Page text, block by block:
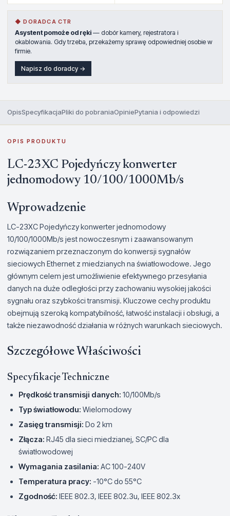
◆ DORADCA CTR
Asystent pomoże od ręki — dobór kamery, rejestratora i
okablowania. Gdy trzeba, przekażemy sprawę odpowiedniej osobie w
firmie.
Napisz do doradcy →
OpisSpecyfikacjaPliki do pobraniaOpiniePytania i odpowiedzi
OPIS PRODUKTU
LC-23XC Pojedyńczy konwerter
jednomodowy 10/100/1000Mb/s
Wprowadzenie
LC-23XC Pojedyńczy konwerter jednomodowy
10/100/1000Mb/s jest nowoczesnym i zaawansowanym
rozwiązaniem przeznaczonym do konwersji sygnałów
sieciowych Ethernet z miedzianych na światłowodowe. Jego
głównym celem jest umożliwienie efektywnego przesyłania
danych na duże odległości przy zachowaniu wysokiej jakości
sygnału oraz szybkości transmisji. Kluczowe cechy produktu
obejmują szeroką kompatybilność, łatwość instalacji i obsługi, a
także niezawodność działania w różnych warunkach sieciowych.
Szczegółowe Właściwości
Specyfikacje Techniczne
Prędkość transmisji danych: 10/100Mb/s
Typ światłowodu: Wielomodowy
Zasięg transmisji: Do 2 km
Złącza: RJ45 dla sieci miedzianej, SC/PC dla
światłowodowej
Wymagania zasilania: AC 100-240V
Temperatura pracy: -10°C do 55°C
Zgodność: IEEE 802.3, IEEE 802.3u, IEEE 802.3x